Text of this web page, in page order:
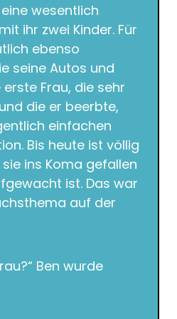
wesentlich
ihr zwei Kinder. Für
ebenso
seine Autos und
Frau, die sehr
die er beerbte,
einfachen
Bis heute ist völlig
ins Koma gefallen
ist. Das war
auf der
Ben wurde